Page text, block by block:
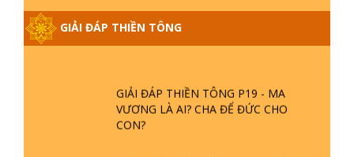
GIẢI ĐÁP THIỀN TÔNG
GIẢI ĐÁP THIỀN TÔNG ĐẶC BIỆT
PHẦN 20 - BÁC NGUYỄN NHÂN LÀ AI?
PHIỀN NÃO DO ĐÂU MÀ CÓ?
GIẢI ĐÁP THIỀN TÔNG P19 - MA
VƯƠNG LÀ AI? CHA ĐỂ ĐỨC CHO
CON?